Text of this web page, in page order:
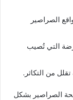
الصراصير
التي تُصيب
من التكاثر.
الصراصير بشكل